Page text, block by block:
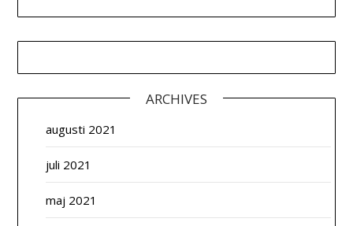
ARCHIVES
augusti 2021
juli 2021
maj 2021